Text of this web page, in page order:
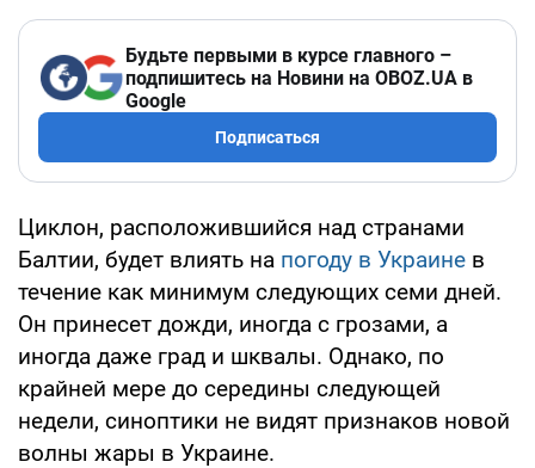
Будьте первыми в курсе главного –
подпишитесь на Новини на OBOZ.UA в
Google
Подписаться
Циклон, расположившийся над странами
Балтии, будет влиять на погоду в Украине в
течение как минимум следующих семи дней.
Он принесет дожди, иногда с грозами, а
иногда даже град и шквалы. Однако, по
крайней мере до середины следующей
недели, синоптики не видят признаков новой
волны жары в Украине.